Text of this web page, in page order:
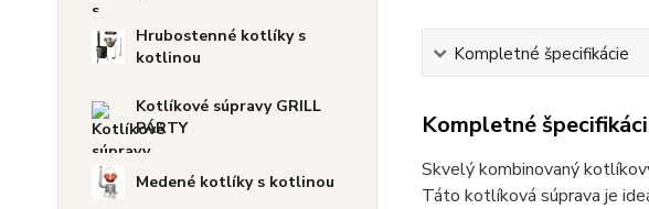
Hrubostenné kotlíky s
kotlinou
Kotlíkové súpravy GRILL
PÁRTY
Medené kotlíky s kotlinou
Kompletné špecifikácie
Kompletné
Skvelý kombinovaný
Táto kotlíková súprava je